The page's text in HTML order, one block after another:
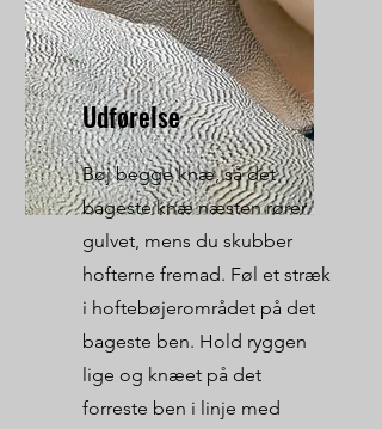
Udførelse
Bøj begge knæ, så det
bageste knæ næsten rører
gulvet, mens du skubber
hofterne fremad. Føl et stræk
i hoftebøjerområdet på det
bageste ben. Hold ryggen
lige og knæet på det
forreste ben i linje med